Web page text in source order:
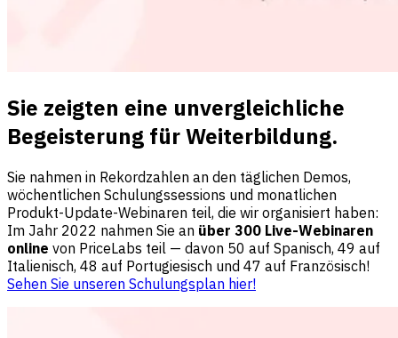
Sie zeigten eine unvergleichliche
Begeisterung für Weiterbildung.
Sie nahmen in Rekordzahlen an den täglichen Demos,
wöchentlichen Schulungssessions und monatlichen
Produkt-Update-Webinaren teil, die wir organisiert haben:
Im Jahr 2022 nahmen Sie an über 300 Live-Webinaren
online von PriceLabs teil — davon 50 auf Spanisch, 49 auf
Italienisch, 48 auf Portugiesisch und 47 auf Französisch!
Sehen Sie unseren Schulungsplan hier!